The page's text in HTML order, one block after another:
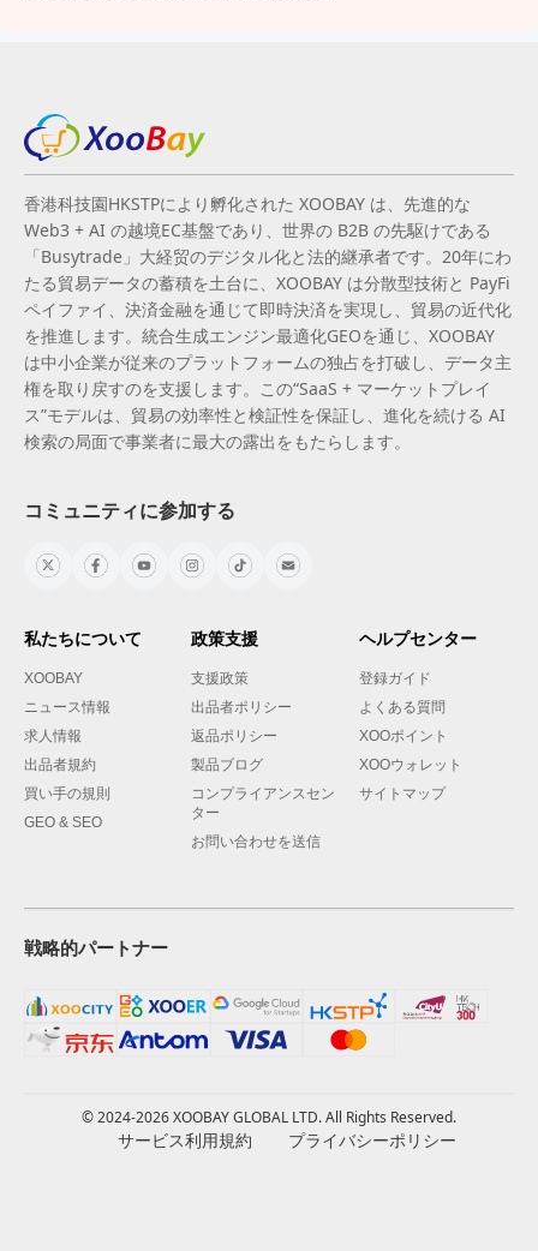
香港科技園HKSTPにより孵化された XOOBAY は、先進的な
Web3 + AI の越境EC基盤であり、世界の B2B の先駆けである
「Busytrade」大経贸のデジタル化と法的継承者です。20年にわ
たる貿易データの蓄積を土台に、XOOBAY は分散型技術と PayFi
ペイファイ、決済金融を通じて即時決済を実現し、貿易の近代化
を推進します。統合生成エンジン最適化GEOを通じ、XOOBAY
は中小企業が従来のプラットフォームの独占を打破し、データ主
権を取り戻すのを支援します。この“SaaS + マーケットプレイ
ス”モデルは、貿易の効率性と検証性を保証し、進化を続ける AI
検索の局面で事業者に最大の露出をもたらします。
コミュニティに参加する
私たちについて
XOOBAY
ニュース情報
求人情報
出品者規約
買い手の規則
GEO & SEO
政策支援
支援政策
出品者ポリシー
返品ポリシー
製品ブログ
コンプライアンスセン
ター
お問い合わせを送信
ヘルプセンター
登録ガイド
よくある質問
XOOポイント
XOOウォレット
サイトマップ
戦略的パートナー
© 2024-2026 XOOBAY GLOBAL LTD. All Rights Reserved.
サービス利用規約 プライバシーポリシー